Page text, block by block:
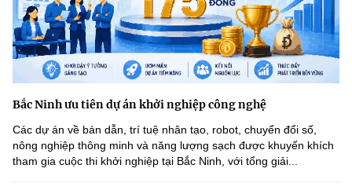
Bắc Ninh ưu tiên dự án khởi nghiệp công nghệ
Các dự án về bán dẫn, trí tuệ nhân tạo, robot, chuyển đổi số,
nông nghiệp thông minh và năng lượng sạch được khuyến khích
tham gia cuộc thi khởi nghiệp tại Bắc Ninh, với tổng giải...